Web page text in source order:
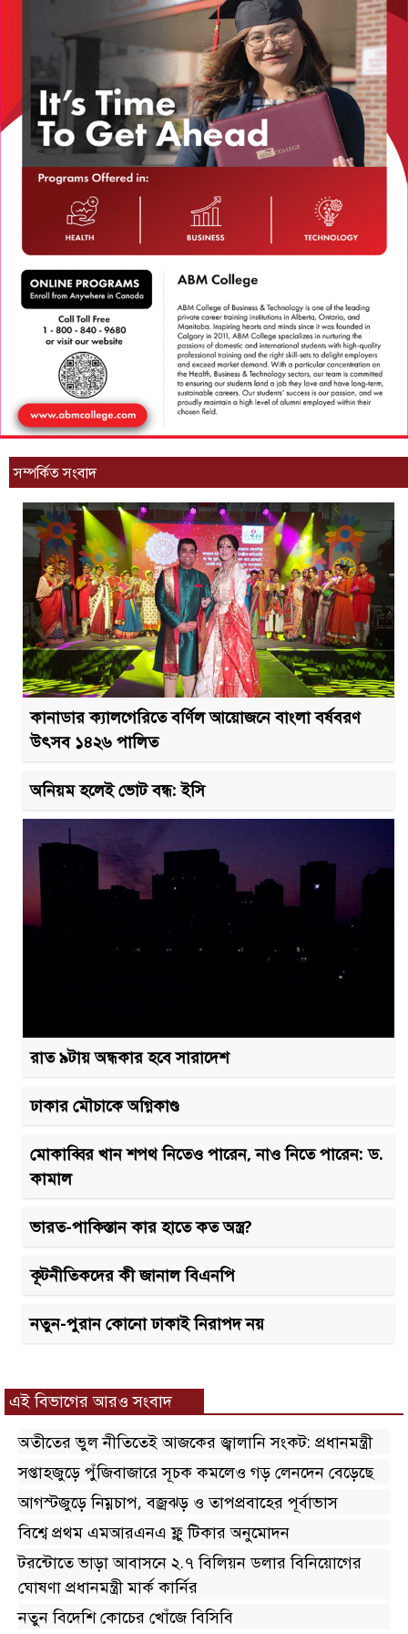
সম্পর্কিত সংবাদ
কানাডার ক্যালগেরিতে বর্ণিল আয়োজনে বাংলা বর্ষবরণ
উৎসব ১৪২৬ পালিত
অনিয়ম হলেই ভোট বন্ধ: ইসি
রাত ৯টায় অন্ধকার হবে সারাদেশ
ঢাকার মৌচাকে অগ্নিকাণ্ড
মোকাব্বির খান শপথ নিতেও পারেন, নাও নিতে পারেন: ড.
কামাল
ভারত-পাকিস্তান কার হাতে কত অস্ত্র?
কূটনীতিকদের কী জানাল বিএনপি
নতুন-পুরান কোনো ঢাকাই নিরাপদ নয়
এই বিভাগের আরও সংবাদ
অতীতের ভুল নীতিতেই আজকের জ্বালানি সংকট: প্রধানমন্ত্রী
সপ্তাহজুড়ে পুঁজিবাজারে সূচক কমলেও গড় লেনদেন বেড়েছে
আগস্টজুড়ে নিম্নচাপ, বজ্রঝড় ও তাপপ্রবাহের পূর্বাভাস
বিশ্বে প্রথম এমআরএনএ ফ্লু টিকার অনুমোদন
টরন্টোতে ভাড়া আবাসনে ২.৭ বিলিয়ন ডলার বিনিয়োগের
ঘোষণা প্রধানমন্ত্রী মার্ক কার্নির
নতুন বিদেশি কোচের খোঁজে বিসিবি